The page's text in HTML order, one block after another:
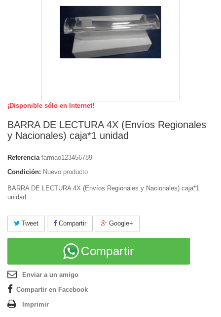
¡Disponible sólo en Internet!
BARRA DE LECTURA 4X (Envíos Regionales
y Nacionales) caja*1 unidad
Referencia farmao123456789
Condición: Nuevo producto
BARRA DE LECTURA 4X (Envíos Regionales y Nacionales) caja*1
unidad
Tweet Compartir Google+
Compartir
Enviar a un amigo
Compartir en Facebook
Imprimir